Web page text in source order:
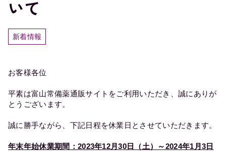
いて
新着情報
お客様各位
平素は富山常備薬通販サイトをご利用いただき、誠にありが
とうございます。
誠に勝手ながら、下記日程を休業日とさせていただきます。
年末年始休業期間：2023年12月30日（土）～2024年1月3日